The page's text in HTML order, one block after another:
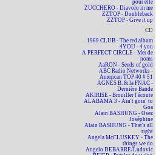
pour elle
ZUCCHERO - Diavolo in me
ZZTOP - Doubleback
ZZTOP - Give it up
CD
1969 CLUB - The red album
4YOU - 4 you
A PERFECT CIRCLE - Mer de
noms
AaRON - Seeds of gold
ABC Radio Networks -
American TOP 40 # 51
AGNÈS B. & la FNAC -
Dernière Bande
AKIRISE - Brouiller l'écoute
ALABAMA 3 - Ain't goin' to
Goa
Alain BASHUNG - Osez
Joséphine
Alain BASHUNG - That's all
right
Angela McCLUSKEY - The
things we do
Angelo DEBARRE/Ludovic